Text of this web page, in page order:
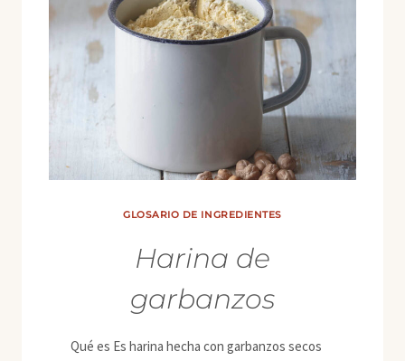
GLOSARIO DE INGREDIENTES
Harina de
garbanzos
Qué es Es harina hecha con garbanzos secos